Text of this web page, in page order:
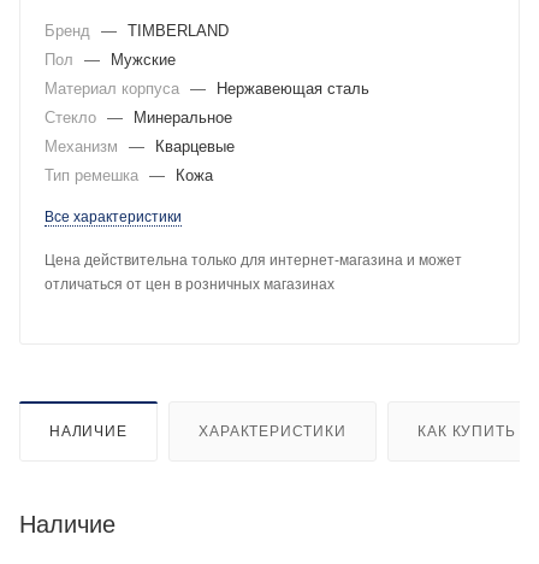
Бренд — TIMBERLAND
Пол
—
Мужские
Материал корпуса —
Нержавеющая сталь
Стекло —
Минеральное
Механизм
—
Кварцевые
Тип ремешка — Кожа
Все характеристики
Цена действительна только для интернет-магазина и может
отличаться от цен в розничных магазинах
НАЛИЧИЕ ХАРАКТЕРИСТИКИ КАК КУПИТЬ
Наличие